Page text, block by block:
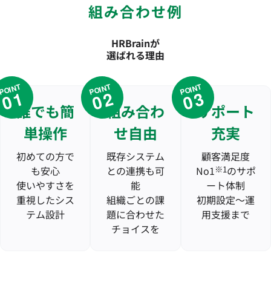
組み合わせ例
HRBrainが
選ばれる理由
誰でも簡
単操作
初めての方で
も安心
使いやすさを
重視したシス
テム設計
POINT
02組み合わ
せ自由
既存システム
との連携も可
能
組織ごとの課
題に合わせた
チョイスを
POINT
03サポート
充実
顧客満足度
No1※1のサポ
ート体制
初期設定〜運
用支援まで